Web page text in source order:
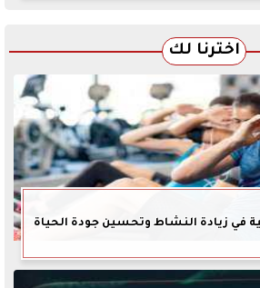
اخترنا لك
في زيادة النشاط وتحسين جودة الحياة